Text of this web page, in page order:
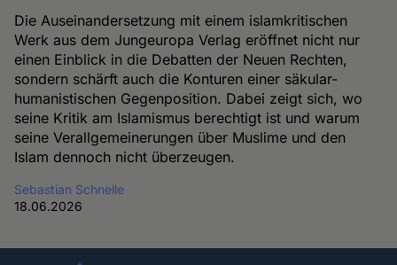
Die Auseinandersetzung mit einem islamkritischen
Werk aus dem Jungeuropa Verlag eröffnet nicht nur
einen Einblick in die Debatten der Neuen Rechten,
sondern schärft auch die Konturen einer säkular-
humanistischen Gegenposition. Dabei zeigt sich, wo
seine Kritik am Islamismus berechtigt ist und warum
seine Verallgemeinerungen über Muslime und den
Islam dennoch nicht überzeugen.
Sebastian Schnelle
18.06.2026